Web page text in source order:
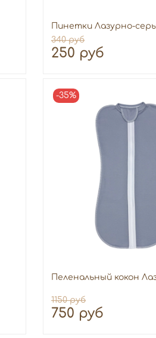
Пинетки Лазурно-
340 руб
250 руб
-35%
Пеленальный кокон
1150 руб
750 руб